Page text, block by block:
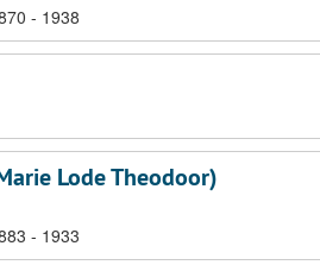
- 1938
Lode Theodoor)
- 1933